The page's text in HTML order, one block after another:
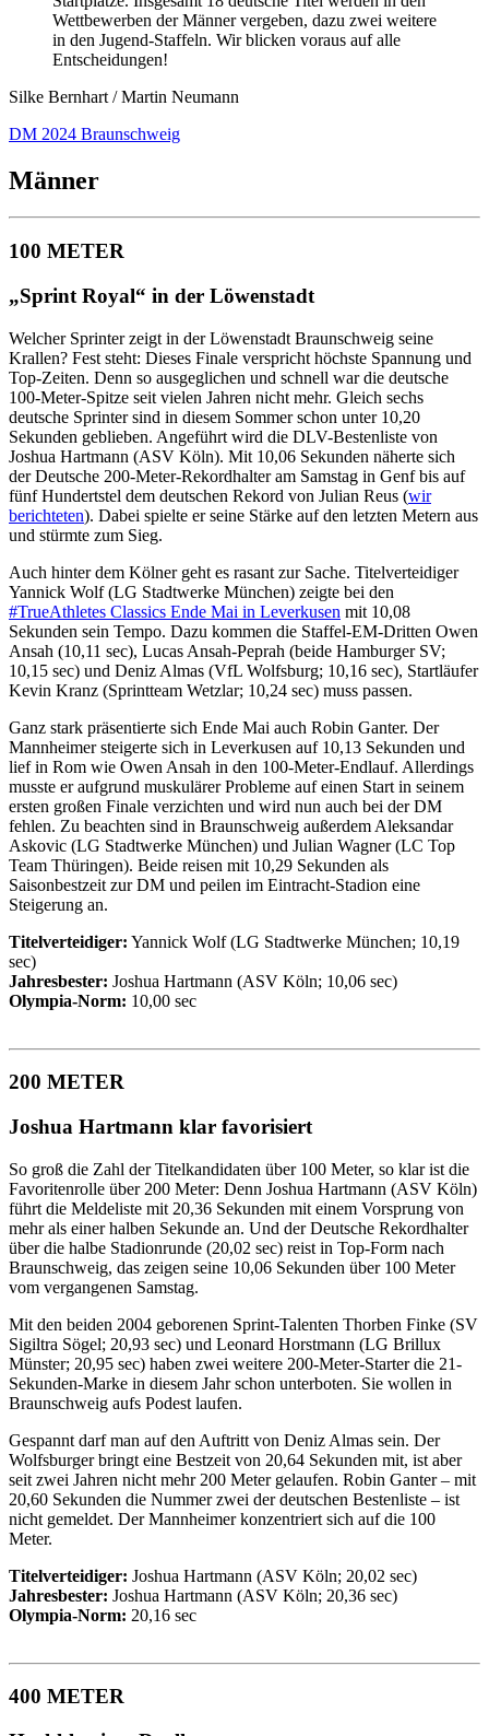
Wettbewerben der Männer vergeben, dazu zwei weitere
in den Jugend-Staffeln. Wir blicken voraus auf alle
Entscheidungen!
Silke Bernhart / Martin Neumann
DM 2024 Braunschweig
Männer
100 METER
„Sprint Royal“ in der Löwenstadt
Welcher Sprinter zeigt in der Löwenstadt Braunschweig seine
Krallen? Fest steht: Dieses Finale verspricht höchste Spannung und
Top-Zeiten. Denn so ausgeglichen und schnell war die deutsche
100-Meter-Spitze seit vielen Jahren nicht mehr. Gleich sechs
deutsche Sprinter sind in diesem Sommer schon unter 10,20
Sekunden geblieben. Angeführt wird die DLV-Bestenliste von
Joshua Hartmann (ASV Köln). Mit 10,06 Sekunden näherte sich
der Deutsche 200-Meter-Rekordhalter am Samstag in Genf bis auf
fünf Hundertstel dem deutschen Rekord von Julian Reus (wir
berichteten). Dabei spielte er seine Stärke auf den letzten Metern aus
und stürmte zum Sieg.
Auch hinter dem Kölner geht es rasant zur Sache. Titelverteidiger
Yannick Wolf (LG Stadtwerke München) zeigte bei den
#TrueAthletes Classics Ende Mai in Leverkusen mit 10,08
Sekunden sein Tempo. Dazu kommen die Staffel-EM-Dritten Owen
Ansah (10,11 sec), Lucas Ansah-Peprah (beide Hamburger SV;
10,15 sec) und Deniz Almas (VfL Wolfsburg; 10,16 sec), Startläufer
Kevin Kranz (Sprintteam Wetzlar; 10,24 sec) muss passen.
Ganz stark präsentierte sich Ende Mai auch Robin Ganter. Der
Mannheimer steigerte sich in Leverkusen auf 10,13 Sekunden und
lief in Rom wie Owen Ansah in den 100-Meter-Endlauf. Allerdings
musste er aufgrund muskulärer Probleme auf einen Start in seinem
ersten großen Finale verzichten und wird nun auch bei der DM
fehlen. Zu beachten sind in Braunschweig außerdem Aleksandar
Askovic (LG Stadtwerke München) und Julian Wagner (LC Top
Team Thüringen). Beide reisen mit 10,29 Sekunden als
Saisonbestzeit zur DM und peilen im Eintracht-Stadion eine
Steigerung an.
Titelverteidiger: Yannick Wolf (LG Stadtwerke München; 10,19
sec)
Jahresbester: Joshua Hartmann (ASV Köln; 10,06 sec)
Olympia-Norm: 10,00 sec
200 METER
Joshua Hartmann klar favorisiert
So groß die Zahl der Titelkandidaten über 100 Meter, so klar ist die
Favoritenrolle über 200 Meter: Denn Joshua Hartmann (ASV Köln)
führt die Meldeliste mit 20,36 Sekunden mit einem Vorsprung von
mehr als einer halben Sekunde an. Und der Deutsche Rekordhalter
über die halbe Stadionrunde (20,02 sec) reist in Top-Form nach
Braunschweig, das zeigen seine 10,06 Sekunden über 100 Meter
vom vergangenen Samstag.
Mit den beiden 2004 geborenen Sprint-Talenten Thorben Finke (SV
Sigiltra Sögel; 20,93 sec) und Leonard Horstmann (LG Brillux
Münster; 20,95 sec) haben zwei weitere 200-Meter-Starter die 21-
Sekunden-Marke in diesem Jahr schon unterboten. Sie wollen in
Braunschweig aufs Podest laufen.
Gespannt darf man auf den Auftritt von Deniz Almas sein. Der
Wolfsburger bringt eine Bestzeit von 20,64 Sekunden mit, ist aber
seit zwei Jahren nicht mehr 200 Meter gelaufen. Robin Ganter – mit
20,60 Sekunden die Nummer zwei der deutschen Bestenliste – ist
nicht gemeldet. Der Mannheimer konzentriert sich auf die 100
Meter.
Titelverteidiger: Joshua Hartmann (ASV Köln; 20,02 sec)
Jahresbester: Joshua Hartmann (ASV Köln; 20,36 sec)
Olympia-Norm: 20,16 sec
400 METER